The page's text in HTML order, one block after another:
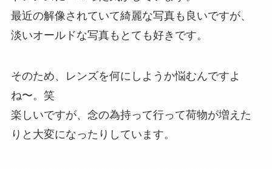
最近の解像されていて綺麗な写真も良いですが、
淡いオールドな写真もとても好きです。
そのため、レンズを何にしようか悩むんですよ
ね〜。笑
楽しいですが、念の為持って行って荷物が増えた
りと大変になったりしています。